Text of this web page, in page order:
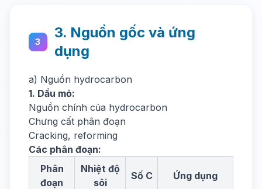
3
3. Nguồn gốc và ứng
dụng
a) Nguồn hydrocarbon
1. Dầu mỏ:
Nguồn chính của hydrocarbon
Chưng cất phân đoạn
Cracking, reforming
Các phân đoạn:
Phân
đoạn
Nhiệt độ
sôi
Số C Ứng dụng